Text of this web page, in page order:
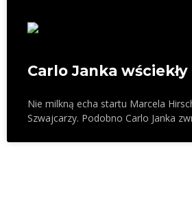
Carlo Janka
Nie milkną echa startu Marcela
Szwajcarzy. Podobno Carlo Janka